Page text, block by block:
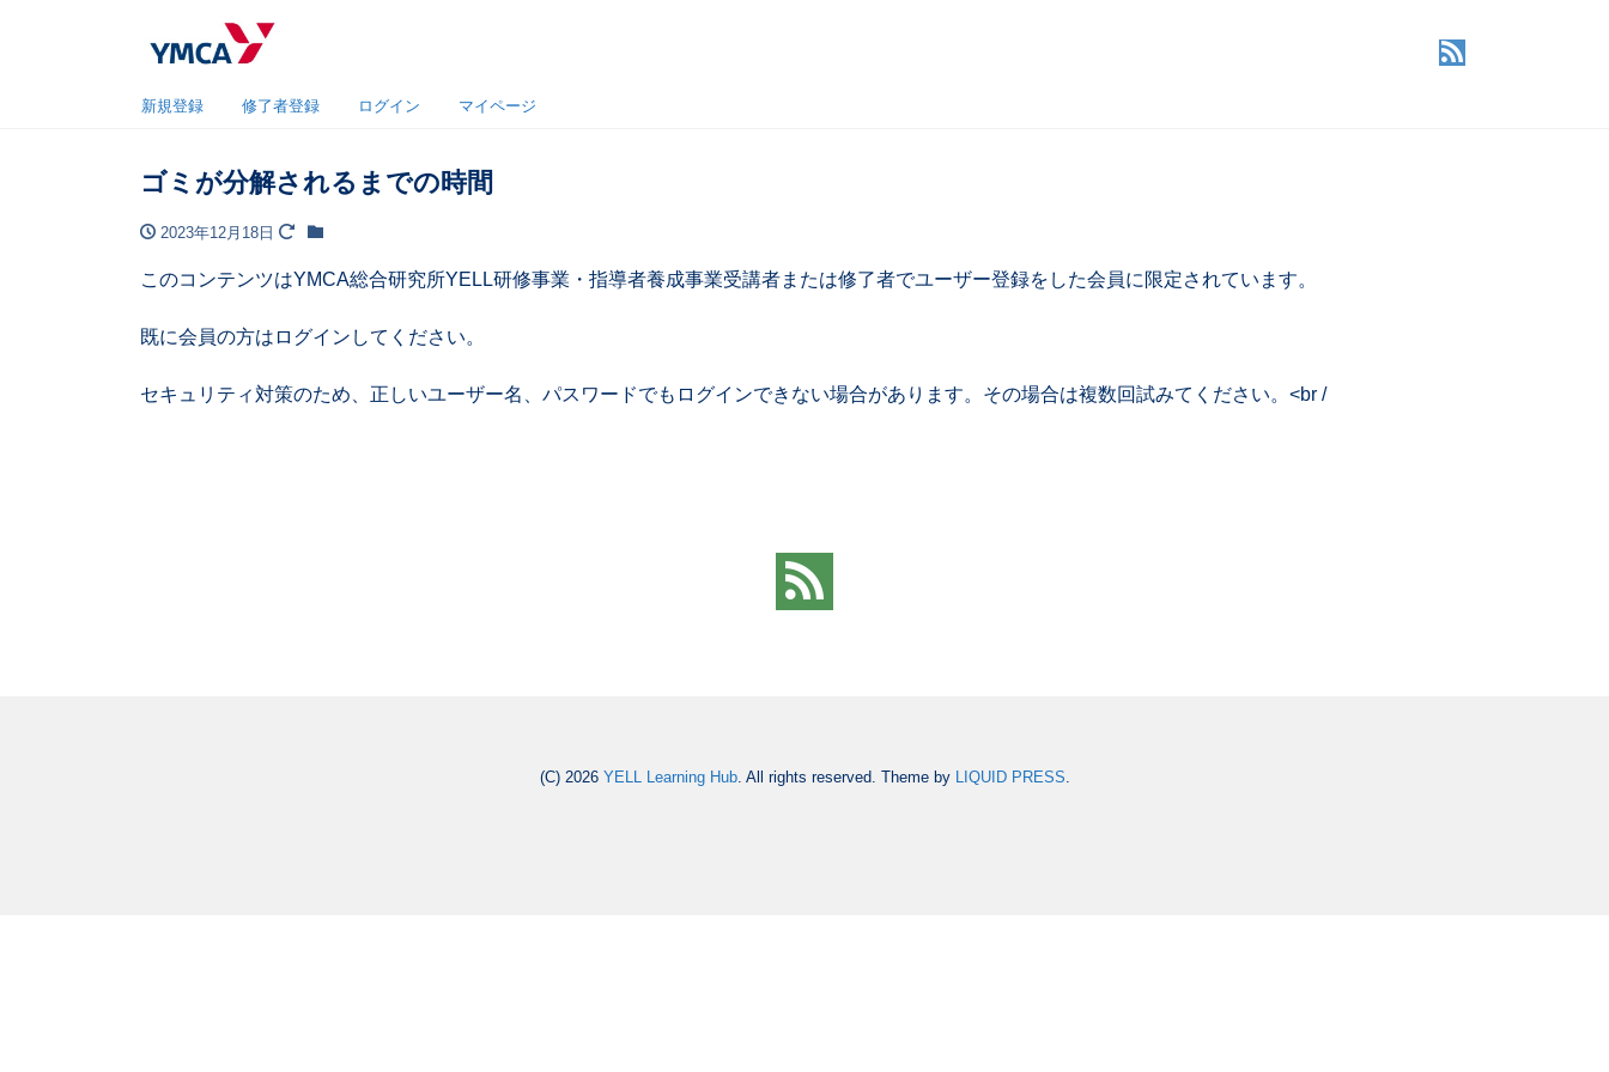
新規登録 修了者登録 ログイン マイページ
ゴミが分解されるまでの時間
2023年12月18日
このコンテンツはYMCA総合研究所YELL研修事業・指導者養成事業受講者または修了者でユーザー登録をした会員に限定されています。
既に会員の方はログインしてください。
セキュリティ対策のため、正しいユーザー名、パスワードでもログインできない場合があります。その場合は複数回試みてください。<br /
(C) 2026 YELL Learning Hub. All rights reserved. Theme by LIQUID PRESS.